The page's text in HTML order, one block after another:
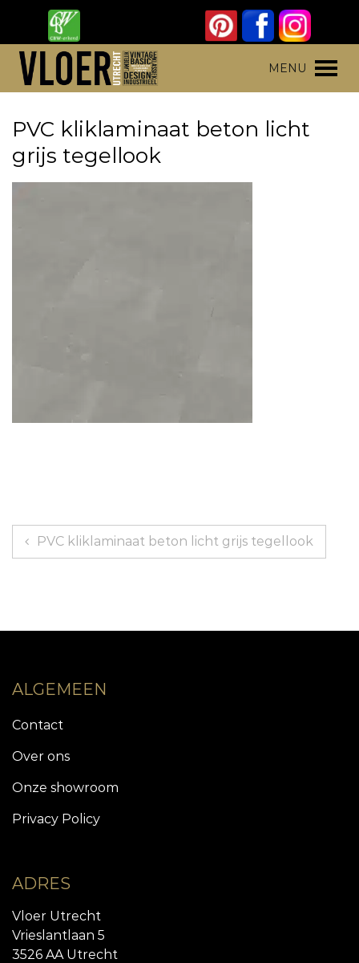
content
MENU
PVC kliklaminaat beton licht
grijs tegellook
Bericht
navigatie
PVC kliklaminaat beton licht grijs tegellook
ALGEMEEN
Contact
Over ons
Onze showroom
Privacy Policy
ADRES
Vloer Utrecht
Vrieslantlaan 5
3526 AA Utrecht